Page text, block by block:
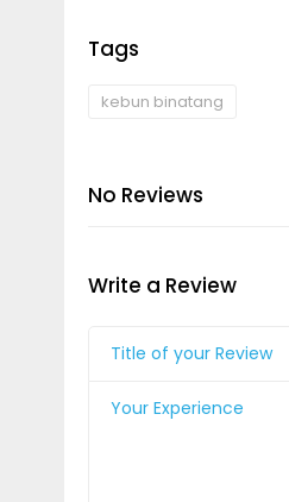
Tags
kebun binatang
No Reviews
Write a Review